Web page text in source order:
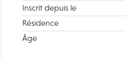
Inscrit depuis le
Résidence
Âge